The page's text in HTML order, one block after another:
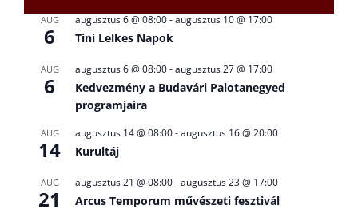
AUG
6
augusztus 6 @ 08:00-augusztus 10 @ 17:00
Tini Lelkes Napok
AUG
6
augusztus 6 @ 08:00-augusztus 27 @ 17:00
Kedvezmény a Budavári Palotanegyed
programjaira
AUG
14
augusztus 14 @ 08:00-augusztus 16 @ 20:00
Kurultáj
AUG
21
augusztus 21 @ 08:00-augusztus 23 @ 17:00
Arcus Temporum művészeti fesztivál